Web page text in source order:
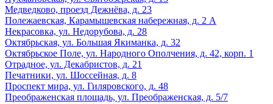
Медведково, проезд Дежнёва, д. 23
Полежаевская, Карамышевская набережная, д. 2 А
Некрасовка, ул. Недорубова, д. 28
Октябрьская, ул. Большая Якиманка, д. 32
Октябрьское Поле, ул. Народного Ополчения, д. 42, корп. 1
Отрадное, ул. Декабристов, д. 21
Печатники, ул. Шоссейная, д. 8
Проспект мира, ул. Гиляровского, д. 48
Преображенская площадь, ул. Преображенская, д. 5/7